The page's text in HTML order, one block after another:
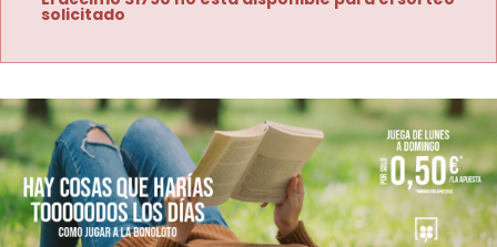
solicitado